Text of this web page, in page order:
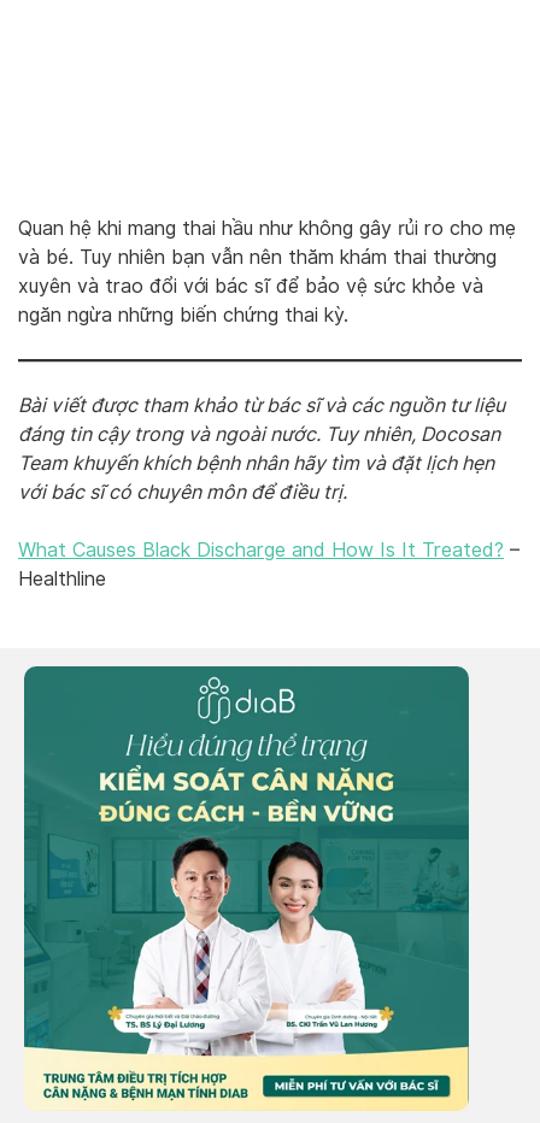
Quan hệ khi mang thai hầu như không gây rủi ro cho mẹ
và bé. Tuy nhiên bạn vẫn nên thăm khám thai thường
xuyên và trao đổi với bác sĩ để bảo vệ sức khỏe và
ngăn ngừa những biến chứng thai kỳ.
Bài viết được tham khảo từ bác sĩ và các nguồn tư liệu
đáng tin cậy trong và ngoài nước. Tuy nhiên, Docosan
Team khuyến khích bệnh nhân hãy tìm và đặt lịch hẹn
với bác sĩ có chuyên môn để điều trị.
What Causes Black Discharge and How Is It Treated? –
Healthline